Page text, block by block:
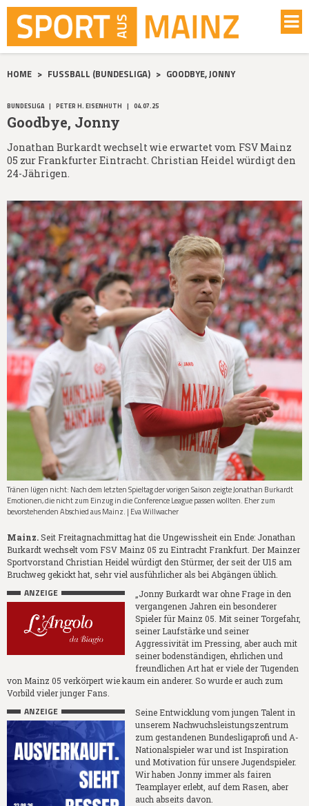
HOME > FUSSBALL (BUNDESLIGA) > GOODBYE, JONNY
BUNDESLIGA | PETER H. EISENHUTH | 04.07.25
Goodbye, Jonny
Jonathan Burkardt wechselt wie erwartet vom FSV Mainz
05 zur Frankfurter Eintracht. Christian Heidel würdigt den
24-Jährigen.
Tränen lügen nicht: Nach dem letzten Spieltag der vorigen Saison zeigte Jonathan Burkardt
Emotionen, die nicht zum Einzug in die Conference League passen wollten. Eher zum
bevorstehenden Abschied aus Mainz. | Eva Willwacher
Mainz.Seit Freitagnachmittag hat die Ungewissheit ein Ende: Jonathan
Burkardt wechselt vom FSV Mainz 05 zu Eintracht Frankfurt. Der Mainzer
Sportvorstand Christian Heidel würdigt den Stürmer, der seit der U15 am
Bruchweg gekickt hat, sehr viel ausführlicher als bei Abgängen üblich.
ANZEIGE
„Jonny Burkardt war ohne Frage in den
vergangenen Jahren ein besonderer
Spieler für Mainz 05. Mit seiner Torgefahr,
seiner Laufstärke und seiner
Aggressivität im Pressing, aber auch mit
seiner bodenständigen, ehrlichen und
freundlichen Art hat er viele der Tugenden
von Mainz 05 verkörpert wie kaum ein anderer. So wurde er auch zum
Vorbild vieler junger Fans.
ANZEIGE
Seine Entwicklung vom jungen Talent in
unserem Nachwuchsleistungszentrum
zum gestandenen Bundesligaprofi und A-
Nationalspieler war und ist Inspiration
und Motivation für unsere Jugendspieler.
Wir haben Jonny immer als fairen
Teamplayer erlebt, auf dem Rasen, aber
auch abseits davon.